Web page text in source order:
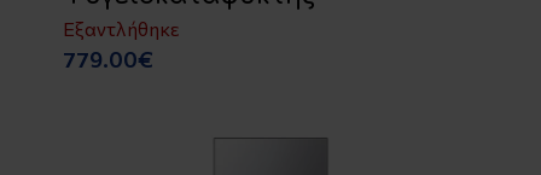
Εξαντλήθηκε
779.00€